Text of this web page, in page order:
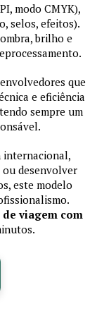
modo CMYK),
selos, efeitos).
brilho e
que
e eficiência
sempre um
internacional,
ou desenvolver
este modelo
viagem com